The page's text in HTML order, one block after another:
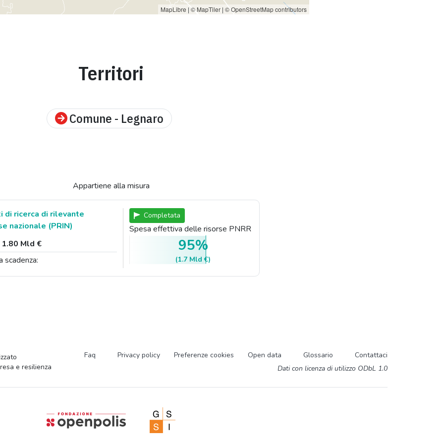
MapLibre | © MapTiler | © OpenStreetMap contributors
Territori
Comune - Legnaro
Appartiene alla misura
di ricerca di rilevante
nazionale (PRIN)
1.80 Mld €
scadenza:
Completata
Spesa effettiva delle risorse PNRR
95%
(1.7 Mld €)
e resilienza
Faq Privacy policy Preferenze cookies Open data Glossario
Contattaci
Dati con licenza di utilizzo ODbL 1.0